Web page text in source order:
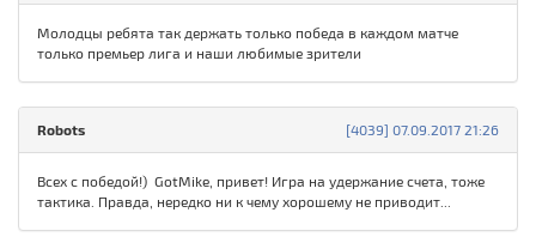
Молодцы ребята так держать только победа в каждом матче
только премьер лига и наши любимые зрители
[4039] 07.09.2017 21:26
Robots
Всех с победой!) GotMike, привет! Игра на удержание счета, тоже
тактика. Правда, нередко ни к чему хорошему не приводит...